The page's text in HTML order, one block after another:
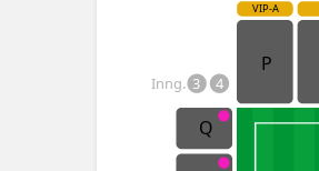
P
VIP-A
Q
Inng. 3 4